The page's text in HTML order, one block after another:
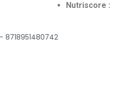
Nutriscore :
8718951480742